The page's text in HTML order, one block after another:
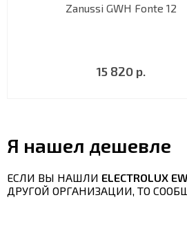
Zanussi GWH Fonte 12
15 820 р.
Я нашел дешевле
ЕСЛИ ВЫ НАШЛИ ELECTROLUX
ДРУГОЙ ОРГАНИЗАЦИИ, ТО